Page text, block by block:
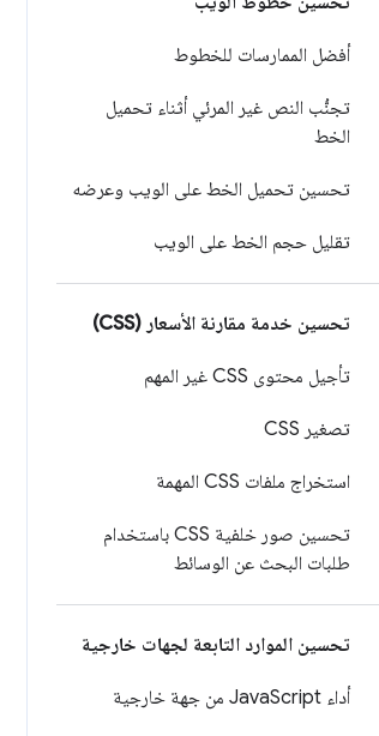
أفضل الممارسات للخطوط
تجنُّب النص غير المرئي أثناء تحميل
الخط
تحسين تحميل الخط على الويب وعرضه
تقليل حجم الخط على الويب
تحسين خدمة مقارنة الأسعار (CSS)
تأجيل محتوى CSS غير المهم
تصغير CSS
استخراج ملفات CSS المهمة
تحسين صور خلفية CSS باستخدام
طلبات البحث عن الوسائط
تحسين الموارد التابعة لجهات خارجية
أداء Java Script من جهة خارجية